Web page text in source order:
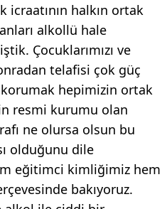
halkın ortak
alkollü hale
Çocuklarımızı ve
telafisi çok güç
hepimizin ortak
resmi kurumu olan
ne olursa olsun bu
olduğunu dile
eğitimci kimliğimiz hem
bakıyoruz.